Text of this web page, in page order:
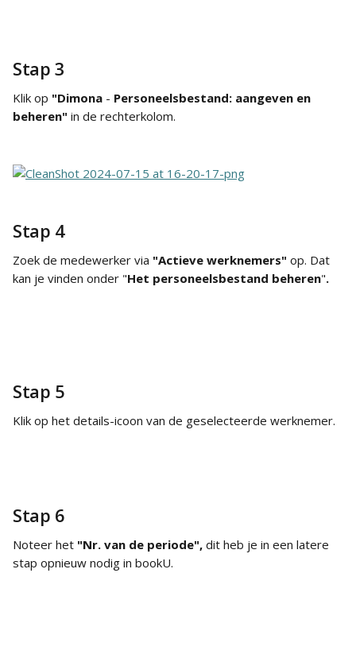
Stap 3
Klik op "Dimona - Personeelsbestand: aangeven en
beheren" in de rechterkolom.
Stap 4
Zoek de medewerker via "Actieve werknemers" op. Dat
kan je vinden onder "Het personeelsbestand beheren".
Stap 5
Klik op het details-icoon van de geselecteerde werknemer.
Stap 6
Noteer het "Nr. van de periode", dit heb je in een latere
stap opnieuw nodig in bookU.